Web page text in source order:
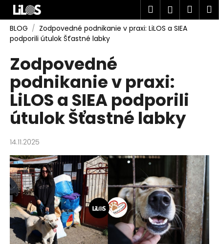
Prejsť
obsah
Hľadať
BLOG / Zodpovedné podnikanie v praxi: LiLOS a SIEA
podporili útulok Šťastné labky
Zodpovedné
podnikanie v praxi:
LiLOS a SIEA podporili
útulok Šťastné labky
14.11.2025
o Späť
Späť
o
p
o
t
r
e
b
u
j
e
t
e
n
á